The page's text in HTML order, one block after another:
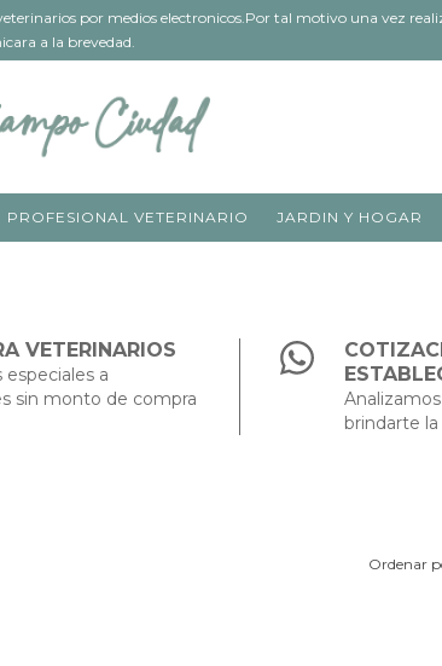
por medios electronicos.Por tal motivo una vez
a la brevedad.
PROFESIONAL VETERINARIO JARDIN Y HOGAR
VETERINARIOS
a
sin monto de compra
brindarte
Ordenar